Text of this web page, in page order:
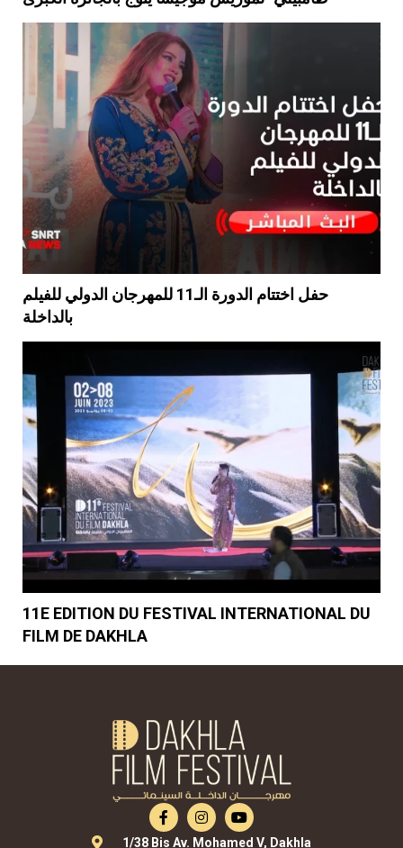
حفل اختتام الدورة الـ11 للمهرجان الدولي للفيلم
بالداخلة
11E EDITION DU FESTIVAL INTERNATIONAL DU
FILM DE DAKHLA
1/38 Bis Av. Mohamed V, Dakhla